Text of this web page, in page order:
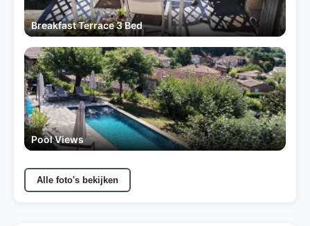
Breakfast Terrace 3 Bed
Pool Views
Alle foto's bekijken